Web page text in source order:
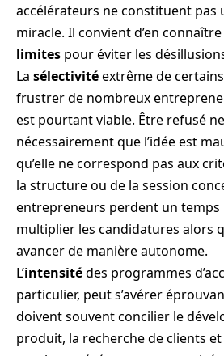
accélérateurs ne constituent pas
miracle. Il convient d’en
limites pour éviter les
La sélectivitéextrême de
frustrer de nombreux
est pourtant viable. Être refusé
nécessairement que l’idée est
qu’elle ne correspond pas aux
la structure ou de la session
entrepreneurs perdent un temps
multiplier les candidatures alors
avancer de manière autonome.
L’intensitédes programmes
particulier, peut s’avérer
doivent souvent concilier le
produit, la recherche de clients